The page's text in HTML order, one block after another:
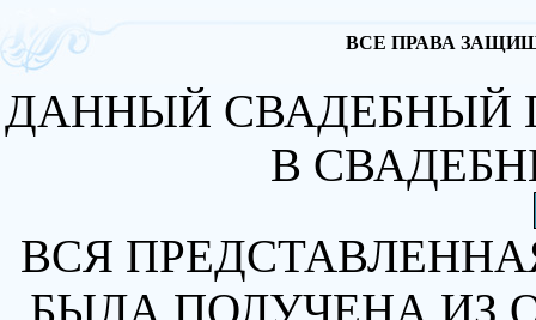
ВСЕ ПРАВА
ДАННЫЙ СВАДЕБНЫЙ
В
ВСЯ
БЫЛА ПОЛУЧЕНА ИЗ